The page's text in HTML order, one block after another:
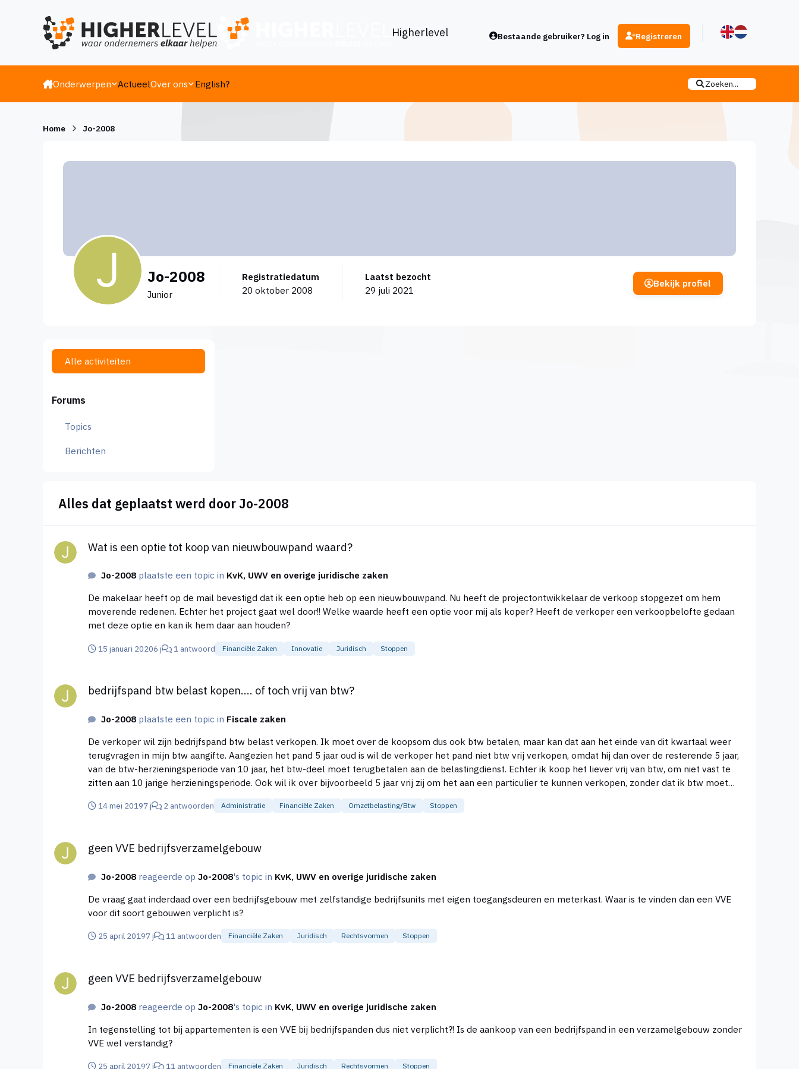
Higherlevel Bestaande gebruiker? Log in Registreren
Onderwerpen ActueelOver ons English? Zoeken...
Home Jo-2008
Jo-2008
Junior
Registratiedatum
20 oktober 2008
Laatst bezocht
29 juli 2021
Bekijk profiel
Alle activiteiten
Forums
Topics
Berichten
Alles dat geplaatst werd door Jo-2008
Wat is een optie tot koop van nieuwbouwpand waard?
Jo-2008 plaatste een topic in KvK, UWV en overige juridische zaken
De makelaar heeft op de mail bevestigd dat ik een optie heb op een nieuwbouwpand. Nu heeft de projectontwikkelaar de verkoop stopgezet om hem
moverende redenen. Echter het project gaat wel door!! Welke waarde heeft een optie voor mij als koper? Heeft de verkoper een verkoopbelofte gedaan
met deze optie en kan ik hem daar aan houden?
15 januari 20206 j 1 antwoord Financiële Zaken Innovatie Juridisch Stoppen
bedrijfspand btw belast kopen.... of toch vrij van btw?
Jo-2008 plaatste een topic in Fiscale zaken
De verkoper wil zijn bedrijfspand btw belast verkopen. Ik moet over de koopsom dus ook btw betalen, maar kan dat aan het einde van dit kwartaal weer
terugvragen in mijn btw aangifte. Aangezien het pand 5 jaar oud is wil de verkoper het pand niet btw vrij verkopen, omdat hij dan over de resterende 5 jaar,
van de btw-herzieningsperiode van 10 jaar, het btw-deel moet terugbetalen aan de belastingdienst. Echter ik koop het liever vrij van btw, om niet vast te
zitten aan 10 jarige herzieningsperiode. Ook wil ik over bijvoorbeeld 5 jaar vrij zij om het aan een particulier te kunnen verkopen, zonder dat ik btw moet
en voor mij ook nog alternatieven die niet financieel nadelig uitpakken?
14 mei 20197 j 2 antwoorden Administratie Financiële Zaken Omzetbelasting/btw Stoppen
geen VVE bedrijfsverzamelgebouw
Jo-2008 reageerde opJo-2008's topic in KvK, UWV en overige juridische zaken
De vraag gaat inderdaad over een bedrijfsgebouw met zelfstandige bedrijfsunits met eigen toegangsdeuren en meterkast. Waar is te vinden dan een VVE
voor dit soort gebouwen verplicht is?
25 april 20197 j 11 antwoorden Financiële Zaken Juridisch Rechtsvormen Stoppen
geen VVE bedrijfsverzamelgebouw
Jo-2008 reageerde opJo-2008's topic in KvK, UWV en overige juridische zaken
In tegenstelling tot bij appartementen is een VVE bij bedrijfspanden dus niet verplicht?! Is de aankoop van een bedrijfspand in een verzamelgebouw zonder
VVE wel verstandig?
25 april 20197 j 11 antwoorden Financiële Zaken Juridisch Rechtsvormen Stoppen